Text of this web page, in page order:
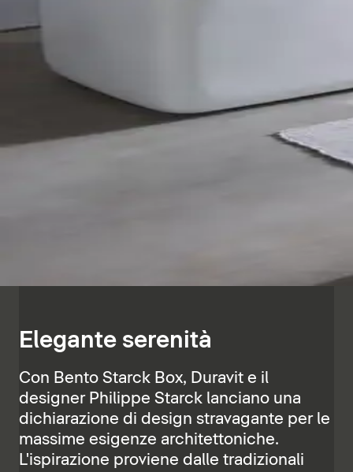
Elegante serenità
Con Bento Starck Box, Duravit e il
designer Philippe Starck lanciano una
dichiarazione di design stravagante per le
massime esigenze architettoniche.
L'ispirazione proviene dalle tradizionali